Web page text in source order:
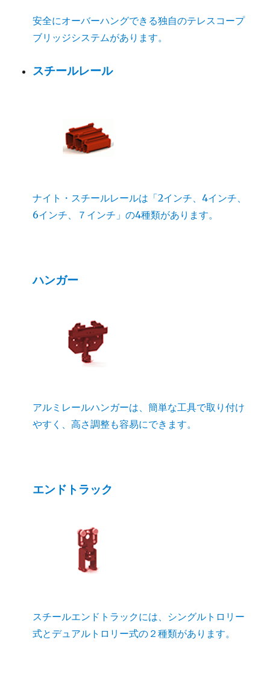
安全にオーバーハングできる独自のテレスコープ
ブリッジシステムがあります。
スチールレール
ナイト・スチールレールは「2インチ、4インチ、
6インチ、７インチ」の4種類があります。
ハンガー
アルミレールハンガーは、簡単な工具で取り付け
やすく、高さ調整も容易にできます。
エンドトラック
スチールエンドトラックには、シングルトロリー
式とデュアルトロリー式の２種類があります。